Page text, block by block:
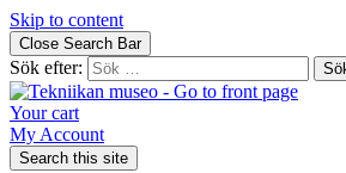
Skip to content
Close Search Bar
Sök efter:
Your cart
My Account
Search this site